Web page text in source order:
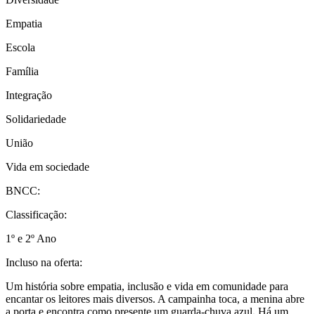
Empatia
Escola
Família
Integração
Solidariedade
União
Vida em sociedade
BNCC:
Classificação:
1º e 2º Ano
Incluso na oferta:
Um história sobre empatia, inclusão e vida em comunidade para
encantar os leitores mais diversos. A campainha toca, a menina abre